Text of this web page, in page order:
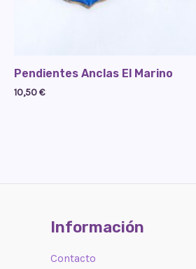
Pendientes Anclas El Marino
10,50€
Información
Contacto